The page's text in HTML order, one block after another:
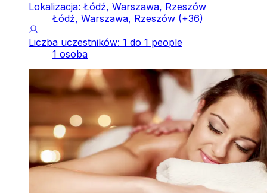
Lokalizacja: Łódź, Warszawa, Rzeszów
Łódź, Warszawa, Rzeszów (+36)
Liczba uczestników: 1 do 1 people
1 osoba